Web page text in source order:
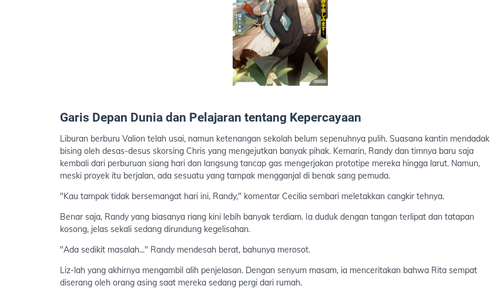
Garis Depan Dunia dan Pelajaran tentang Kepercayaan
Liburan berburu Valion telah usai, namun ketenangan sekolah belum sepenuhnya pulih. Suasana kantin mendadak
bising oleh desas-desus skorsing Chris yang mengejutkan banyak pihak. Kemarin, Randy dan timnya baru saja
kembali dari perburuan siang hari dan langsung tancap gas mengerjakan prototipe mereka hingga larut. Namun,
meski proyek itu berjalan, ada sesuatu yang tampak mengganjal di benak sang pemuda.
"Kau tampak tidak bersemangat hari ini, Randy," komentar Cecilia sembari meletakkan cangkir tehnya.
Benar saja, Randy yang biasanya riang kini lebih banyak terdiam. Ia duduk dengan tangan terlipat dan tatapan
kosong, jelas sekali sedang dirundung kegelisahan.
"Ada sedikit masalah..." Randy mendesah berat, bahunya merosot.
Liz-lah yang akhirnya mengambil alih penjelasan. Dengan senyum masam, ia menceritakan bahwa Rita sempat
diserang oleh orang asing saat mereka sedang pergi dari rumah.